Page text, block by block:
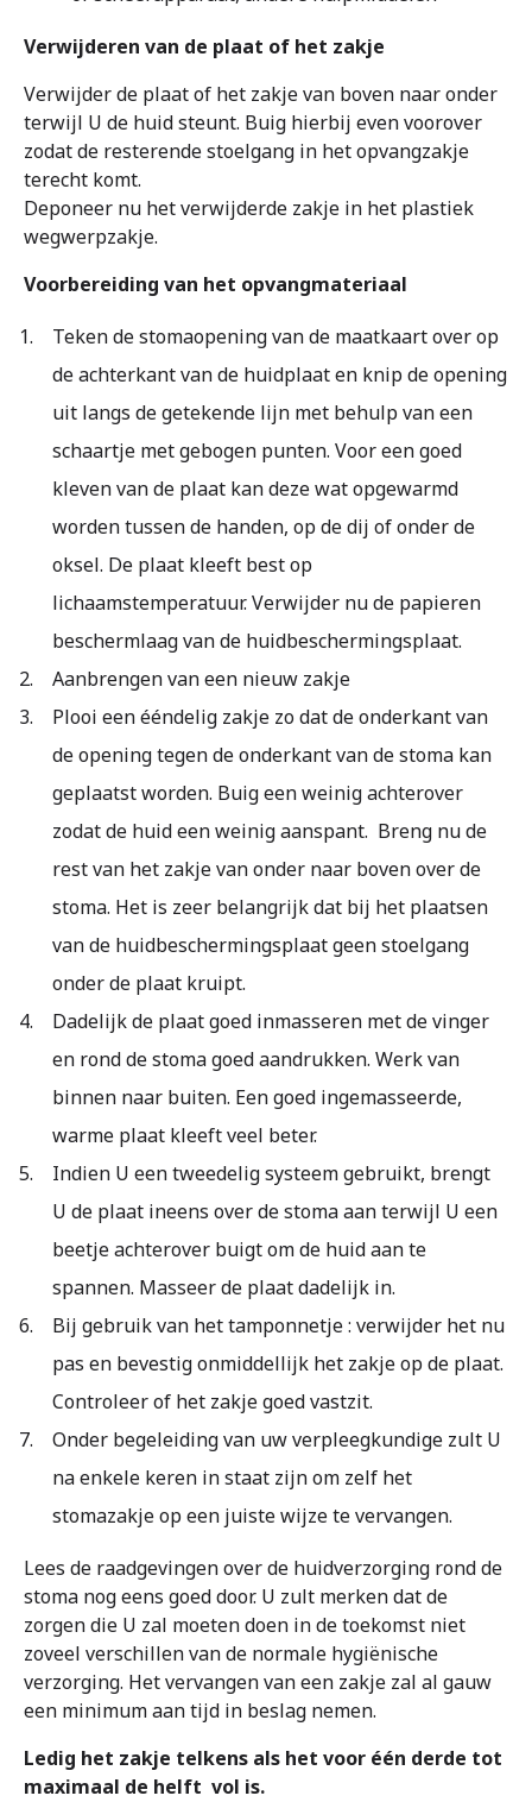
Verwijderen van de plaat of het zakje
Verwijder de plaat of het zakje van boven naar onder
terwijl U de huid steunt. Buig hierbij even voorover
zodat de resterende stoelgang in het opvangzakje
terecht komt.
Deponeer nu het verwijderde zakje in het plastiek
wegwerpzakje.
Voorbereiding van het opvangmateriaal
Teken de stomaopening van de maatkaart over op
de achterkant van de huidplaat en knip de opening
uit langs de getekende lijn met behulp van een
schaartje met gebogen punten. Voor een goed
kleven van de plaat kan deze wat opgewarmd
worden tussen de handen, op de dij of onder de
oksel. De plaat kleeft best op
lichaamstemperatuur. Verwijder nu de papieren
beschermlaag van de huidbeschermingsplaat.
Aanbrengen van een nieuw zakje
Plooi een ééndelig zakje zo dat de onderkant van
de opening tegen de onderkant van de stoma kan
geplaatst worden. Buig een weinig achterover
zodat de huid een weinig aanspant. Breng nu de
rest van het zakje van onder naar boven over de
stoma. Het is zeer belangrijk dat bij het plaatsen
van de huidbeschermingsplaat geen stoelgang
onder de plaat kruipt.
Dadelijk de plaat goed inmasseren met de vinger
en rond de stoma goed aandrukken. Werk van
binnen naar buiten. Een goed ingemasseerde,
warme plaat kleeft veel beter.
Indien U een tweedelig systeem gebruikt, brengt
U de plaat ineens over de stoma aan terwijl U een
beetje achterover buigt om de huid aan te
spannen. Masseer de plaat dadelijk in.
Bij gebruik van het tamponnetje : verwijder het nu
pas en bevestig onmiddellijk het zakje op de plaat.
Controleer of het zakje goed vastzit.
Onder begeleiding van uw verpleegkundige zult U
na enkele keren in staat zijn om zelf het
stomazakje op een juiste wijze te vervangen.
Lees de raadgevingen over de huidverzorging rond de
stoma nog eens goed door. U zult merken dat de
zorgen die U zal moeten doen in de toekomst niet
zoveel verschillen van de normale hygiënische
verzorging. Het vervangen van een zakje zal al gauw
een minimum aan tijd in beslag nemen.
Ledig het zakje telkens als het voor één derde tot
maximaal de helft vol is.